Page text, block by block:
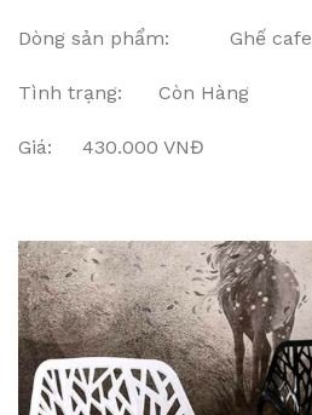
Dòng sản phẩm: Ghế cafe
Tình trạng: Còn Hàng
Giá: 430.000 VNĐ